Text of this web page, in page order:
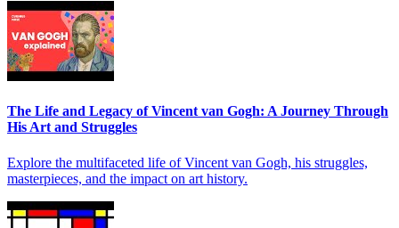
The Life and Legacy of Vincent van Gogh: A Journey Through
His Art and Struggles
Explore the multifaceted life of Vincent van Gogh, his struggles,
masterpieces, and the impact on art history.